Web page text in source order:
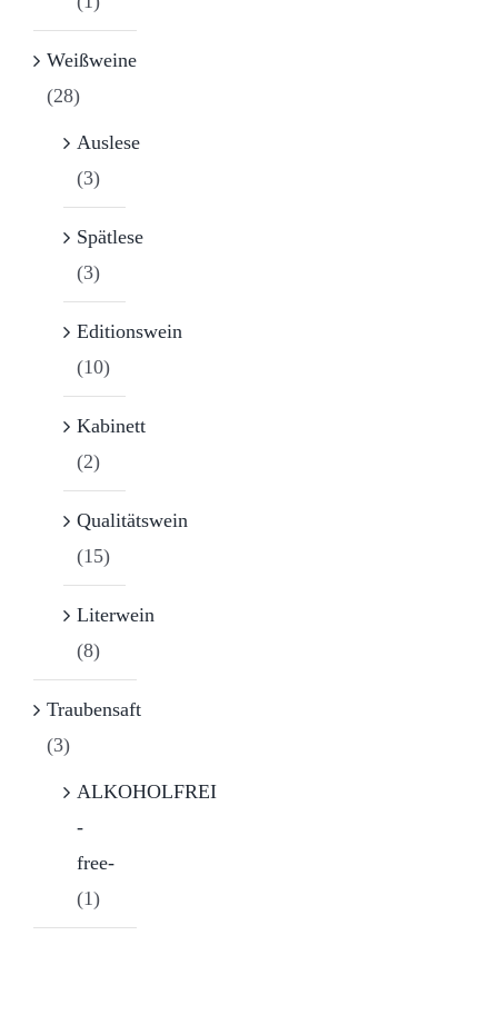
Weißweine
(28)
Auslese
(3)
Spätlese
(3)
Editionswein
(10)
Kabinett
(2)
Qualitätswein
(15)
Literwein
(8)
Traubensaft
(3)
ALKOHOLFREI
-
free-
(1)